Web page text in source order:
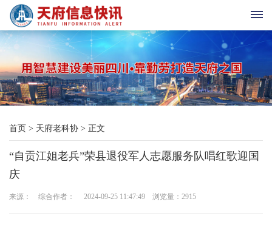
首
页
天
府
老
首页 > 天府老科协 > 正文
“自贡江姐老兵”荣县退役军人志愿服务队唱红歌迎国
庆
来源： 综合作者： 2024-09-25 11:47:49 浏览量： 2915